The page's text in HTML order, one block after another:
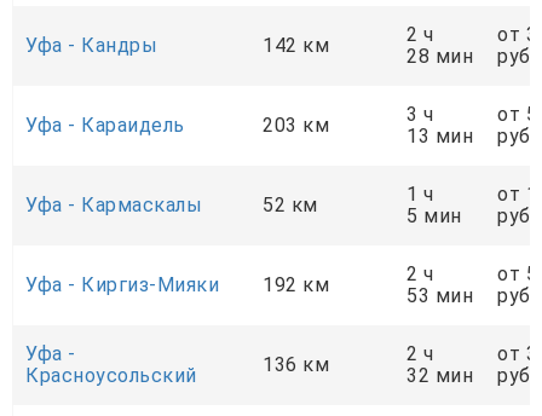
Уфа - Кандры 142 км
2 ч
28 мин
от
руб.
Уфа - Караидель 203 км
3 ч
13 мин
от
руб.
Уфа - Кармаскалы 52 км
1 ч
5 мин
от
руб.
Уфа - Киргиз-Мияки 192 км
2 ч
53 мин
от
руб.
Уфа -
Красноусольский
136 км
2 ч
32 мин
от
руб.